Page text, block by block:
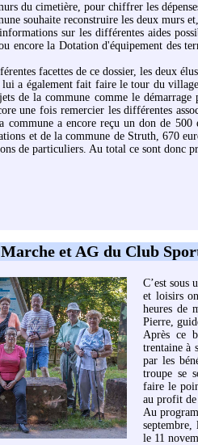
du cimetière, pour chiffrer les
souhaite reconstruire les deux murs
sur les différentes aides
encore la Dotation d'équipement des
facettes de ce dossier, les deux
a également fait faire le tour du
de la commune comme le
une fois remercier les différentes
commune a encore reçu un don de
et de la commune de Struth, 670
de particuliers. Au total ce sont donc
Marche et AG du Club
C’est sous
et loisirs
heures de
Pierre,
Après ce
trentaine à
par les
troupe se
faire le
au profit
Au
le 11